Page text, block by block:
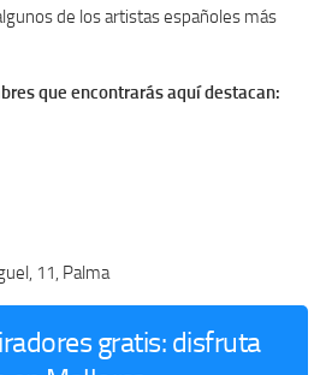
de los artistas españoles más
que encontrarás aquí destacan:
11, Palma
gratis: disfruta